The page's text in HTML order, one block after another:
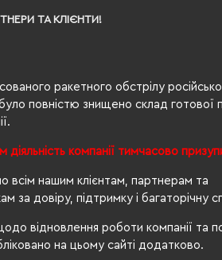
ТА КЛІЄНТИ!
ракетного обстрілу
повністю знищено склад готової
діяльність компанії тимчасово
всім нашим клієнтам, партнерам та
за довіру, підтримку і багаторічну
відновлення роботи компанії та
на цьому сайті додатково.
Кількість кольорів:
Модель:
V9778(Voyager)
Тримач для телефону в авто
40.16 грн